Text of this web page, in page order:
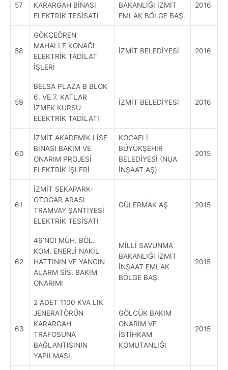
57
KARARGAH BİNASI
ELEKTRİK TESİSATI
BAKANLIĞI İZMİT
EMLAK BÖLGE BAŞ.
2016
58
GÖKÇEÖREN
MAHALLE KONAĞI
ELEKTRİK TADİLAT
İŞLERİ
İZMİT BELEDİYESİ 2016
59
BELSA PLAZA B BLOK
6. VE 7. KATLAR
İZMEK KURSU
ELEKTRİK TADİLATI
İZMİT BELEDİYESİ 2016
60
İZMİT AKADEMİK LİSE
BİNASI BAKIM VE
ONARIM PROJESİ
ELEKTRİK İŞLERİ
KOCAELİ
BÜYÜKŞEHİR
BELEDİYESİ (NUA
İNŞAAT AŞ)
2015
61
İZMİT SEKAPARK-
OTOGAR ARASI
TRAMVAY ŞANTİYESİ
ELEKTRİK TESİSATI
GÜLERMAK AŞ 2015
62
46’NCI MÜH. BÖL.
KOM. ENERJİ NAKİL
HATTININ VE YANGIN
ALARM SİS. BAKIM
ONARIMI
MİLLİ SAVUNMA
BAKANLIĞI İZMİT
İNŞAAT EMLAK
BÖLGE BAŞ.
2015
63
2 ADET 1100 KVA LIK
JENERATÖRÜN
KARARGAH
TRAFOSUNA
BAĞLANTISININ
YAPILMASI
GÖLCÜK BAKIM
ONARIM VE
İSTİHKAM
KOMUTANLIĞI
2015